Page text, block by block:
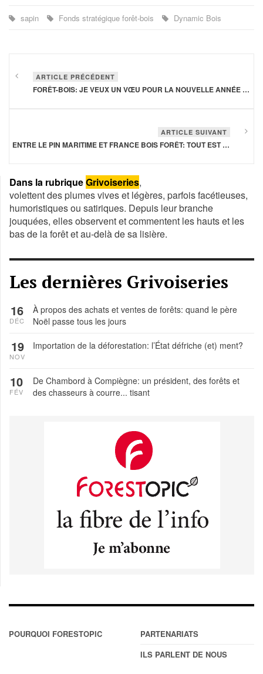
sapin Fonds stratégique forêt-bois Dynamic Bois
ARTICLE PRÉCÉDENT
FORÊT-BOIS: JE VEUX UN VŒU POUR LA NOUVELLE ANNÉE 2018!
ARTICLE SUIVANT
ENTRE LE PIN MARITIME ET FRANCE BOIS FORÊT: TOUT EST PARDONNÉ!
Dans la rubriqueGrivoiseries,
volettent des plumes vives et légères, parfois facétieuses,
humoristiques ou satiriques. Depuis leur branche
jouquées, elles observent et commentent les hauts et les
bas de la forêt et au-delà de sa lisière.
Les dernières Grivoiseries
À propos des achats et ventes de forêts: quand le père
Noël passe tous les jours
16
DÉC
Importation de la déforestation: l’État défriche (et) ment?
19
NOV
De Chambord à Compiègne: un président, des forêts et
des chasseurs à courre... tisant
10
FÉV
POURQUOI FORESTOPIC
PARTENARIATS
ILS PARLENT DE NOUS